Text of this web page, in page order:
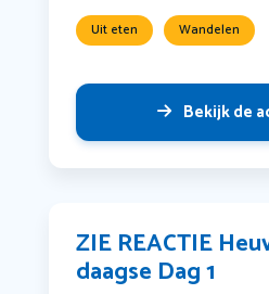
Uit eten Wandelen
Bekijk de
ZIE REACTIE
daagse Dag 1